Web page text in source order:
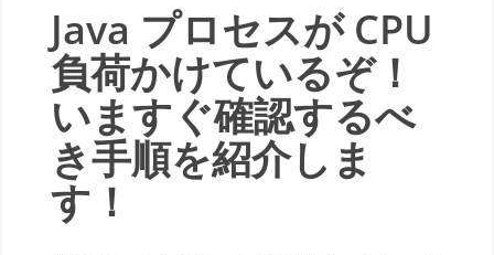
Java プロセスが CPU
負荷かけているぞ！
いますぐ確認するべ
き手順を紹介しま
す！